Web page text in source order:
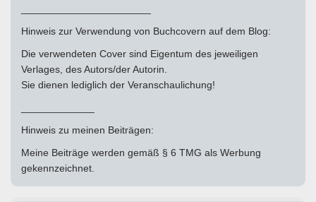
Hinweis zur Verwendung von Buchcovern auf dem Blog:
Die verwendeten Cover sind Eigentum des jeweiligen
Verlages, des Autors/der Autorin.
Sie dienen lediglich der Veranschaulichung!
Hinweis zu meinen Beiträgen:
Meine Beiträge werden gemäß § 6 TMG als Werbung
gekennzeichnet.